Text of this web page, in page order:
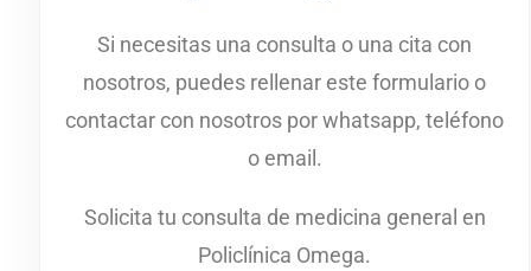
Si necesitas una consulta o una cita con
nosotros, puedes rellenar este formulario o
contactar con nosotros por whatsapp, teléfono
o email.
Solicita tu consulta de medicina general en
Policlínica Omega.